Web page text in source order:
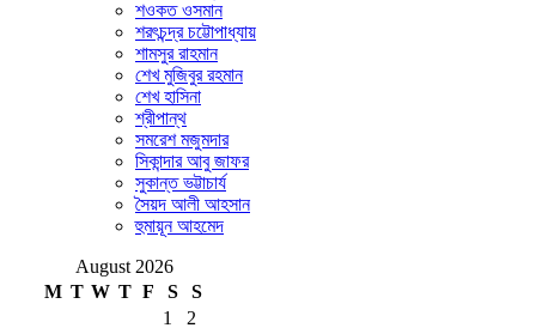
শওকত ওসমান
শরৎচন্দ্র চট্টোপাধ্যায়
শামসুর রাহমান
শেখ মুজিবুর রহমান
শেখ হাসিনা
শ্রীপান্থ
সমরেশ মজুমদার
সিকান্দার আবু জাফর
সুকান্ত ভট্টাচার্য
সৈয়দ আলী আহসান
হুমায়ূন আহমেদ
August 2026
M T W T F S
S
1
2